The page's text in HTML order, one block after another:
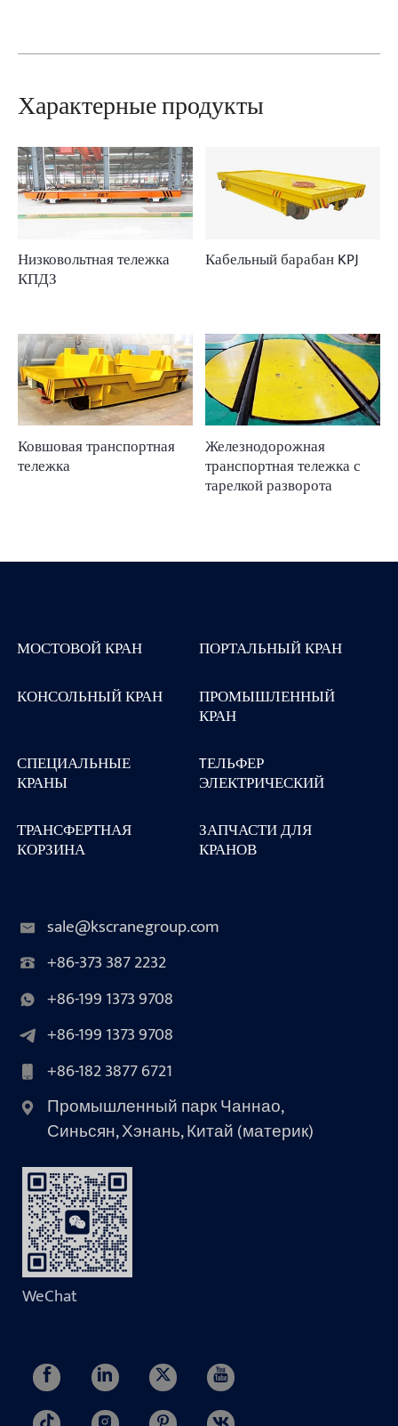
Характерные продукты
Низковольтная тележка
КПДЗ
Кабельный барабан KPJ
Ковшовая транспортная
тележка
Железнодорожная
транспортная тележка с
тарелкой разворота
МОСТОВОЙ КРАН
ПОРТАЛЬНЫЙ КРАН
КОНСОЛЬНЫЙ КРАН
ПРОМЫШЛЕННЫЙ
КРАН
СПЕЦИАЛЬНЫЕ
КРАНЫ
TЕЛЬФЕР
ЭЛЕКТРИЧЕСКИЙ
ТРАНСФЕРТНАЯ
КОРЗИНА
ЗАПЧАСТИ ДЛЯ
КРАНОВ
sale@kscranegroup.com
+86-373 387 2232
+86-199 1373 9708
+86-199 1373 9708
+86-182 3877 6721
Промышленный парк Чаннао,
Синьсян, Хэнань, Китай (материк)
WeChat